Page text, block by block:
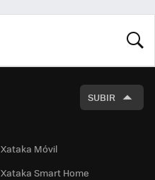
SUBIR
Xataka Móvil
Xataka Smart Home